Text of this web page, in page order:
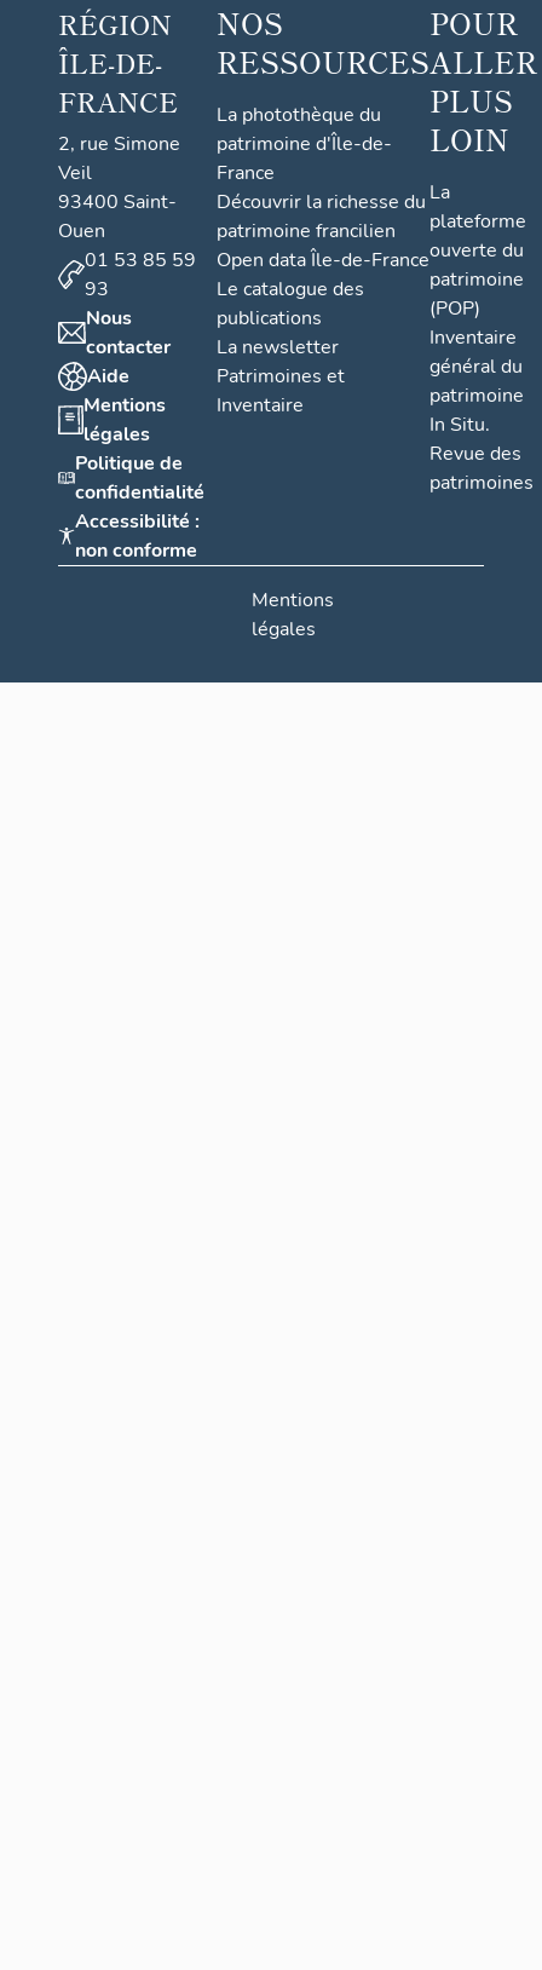
RÉGION
ÎLE-DE-
FRANCE
2, rue Simone
Veil
93400 Saint-
Ouen
01 53 85 59
93
Nous
contacter
Aide
Mentions
légales
Politique de
confidentialité
Accessibilité :
non conforme
NOS
RESSOURCES
La photothèque du
patrimoine d'Île-de-
France
Découvrir la richesse du
patrimoine francilien
Open data Île-de-France
Le catalogue des
publications
La newsletter
Patrimoines et
Inventaire
POUR
ALLER
PLUS
LOIN
La
plateforme
ouverte du
patrimoine
(POP)
Inventaire
général du
patrimoine
In Situ.
Revue des
patrimoines
Mentions
légales